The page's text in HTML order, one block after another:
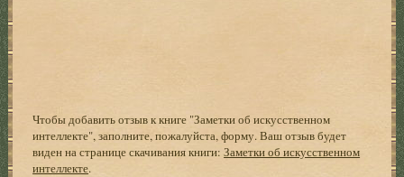
Чтобы добавить отзыв к книге "Заметки об искусственном
интеллекте", заполните, пожалуйста, форму. Ваш отзыв будет
виден на странице скачивания книги:Заметки об искусственном
интеллекте.